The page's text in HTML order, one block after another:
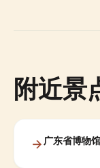
附近景
广东省博物馆